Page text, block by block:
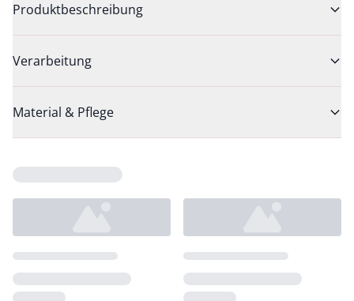
Produktbeschreibung
Verarbeitung
Material & Pflege